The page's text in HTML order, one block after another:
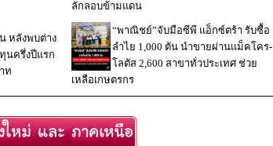
ลักลอบข้ามแดน
หลังพบต่าง
นครึ่งปีแรก
ท
“พาณิชย์”จับมือซีพี แอ็กซ์ตร้า รับซื้อ
ลำไย 1,000 ตัน นำขายผ่านแม็คโคร-
โลตัส 2,600 สาขาทั่วประเทศ ช่วย
เหลือเกษตรกร